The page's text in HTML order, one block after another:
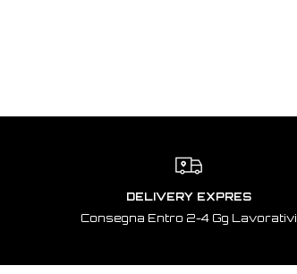
DELIVERY EXPRES
Consegna Entro 2-4 Gg Lavorativi